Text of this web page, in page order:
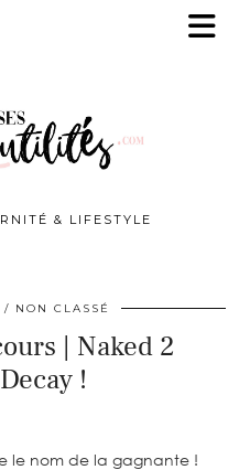
& LIFESTYLE
NON CLASSÉ
| Naked 2
!
le nom de la gagnante !